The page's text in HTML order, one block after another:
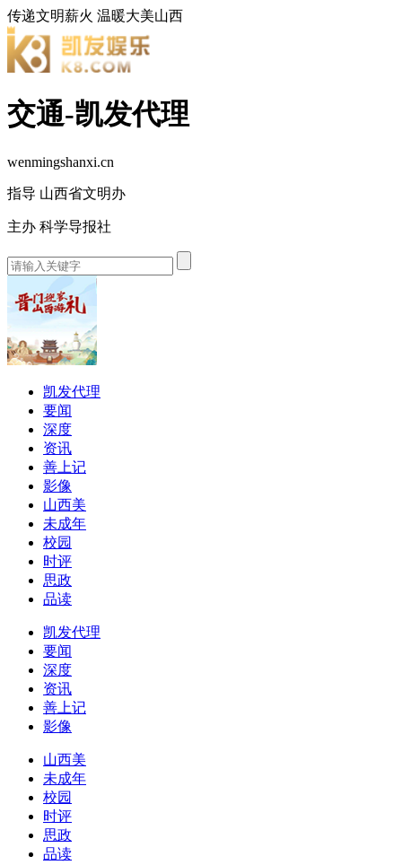
传递文明薪火 温暖大美山西
交通-凯发代理
wenmingshanxi.cn
指导 山西省文明办
主办 科学导报社
凯发代理
要闻
深度
资讯
善上记
影像
山西美
未成年
校园
时评
思政
品读
凯发代理
要闻
深度
资讯
善上记
影像
山西美
未成年
校园
时评
思政
品读